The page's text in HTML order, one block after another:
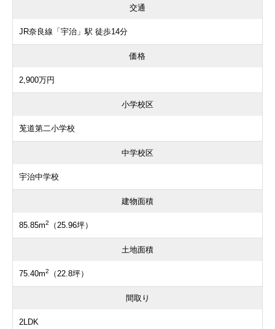
交通
JR奈良線「宇治」駅 徒歩14分
価格
2,900万円
小学校区
莵道第二小学校
中学校区
宇治中学校
建物面積
85.85m2 （25.96坪）
土地面積
75.40m2 （22.8坪）
間取り
2LDK